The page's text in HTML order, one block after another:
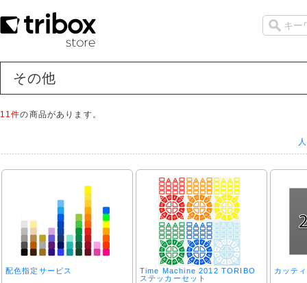
その他
11件の商品があります。
配色指定サービス
Time Machine 2012 TORIBO
ステッカーセット
カッテ